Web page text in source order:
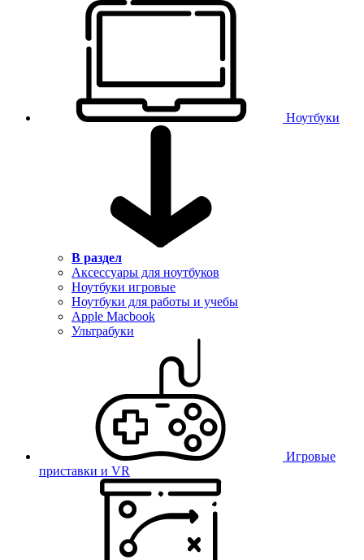
Ноутбуки
В раздел
Аксессуары для ноутбуков
Ноутбуки игровые
Ноутбуки для работы и учебы
Apple Macbook
Ультрабуки
Игровые
приставки и VR